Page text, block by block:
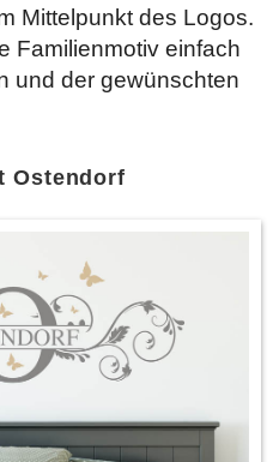
Mittelpunkt des Logos.
Familienmotiv einfach
und der gewünschten
Ostendorf